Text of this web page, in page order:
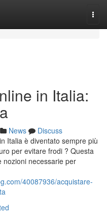
in Italia:
News
Discuss
Italia è diventato sempre più
per evitare frodi ? Questa
nozioni necessarie per
40087936/acquistare-